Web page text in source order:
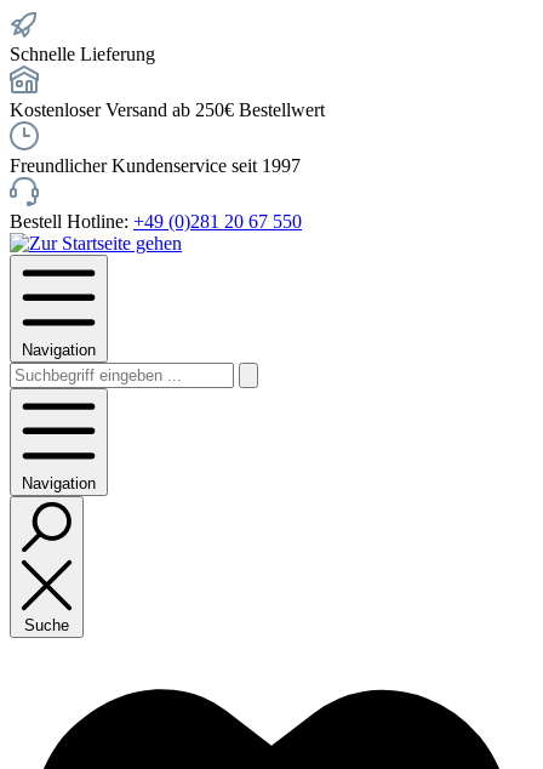
Schnelle Lieferung
Kostenloser Versand ab 250€ Bestellwert
Freundlicher Kundenservice seit 1997
Bestell Hotline: +49 (0)281 20 67 550
Navigation
Navigation
Suche